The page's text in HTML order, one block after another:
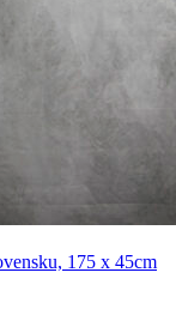
175 x 45cm